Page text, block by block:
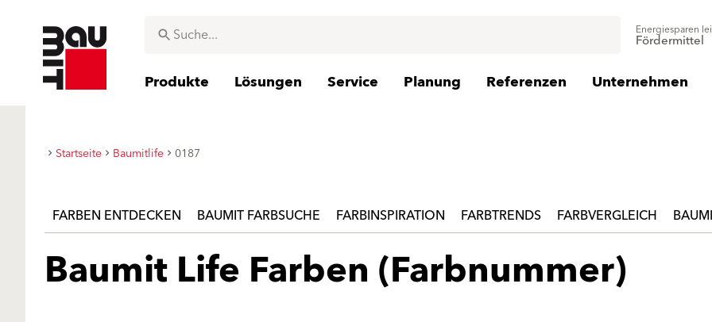
Energiesparen
Fördermittel
Produkte Lösungen Service Planung Referenzen Unternehmen
Startseite Baumitlife 0187
FARBEN ENTDECKEN BAUMIT FARBSUCHE FARBINSPIRATION FARBTRENDS FARBVERGLEICH
Baumit Life Farben (Farbnummer)